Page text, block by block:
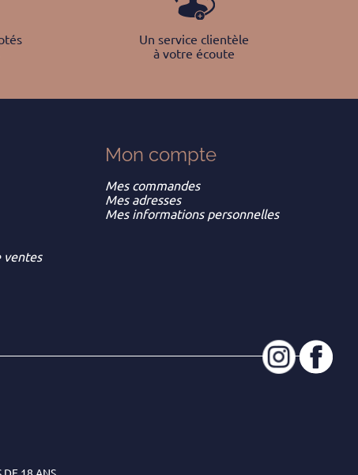
Un service clientèle
à votre écoute
ventes
Mon compte
Mes commandes
Mes adresses
Mes informations personnelles